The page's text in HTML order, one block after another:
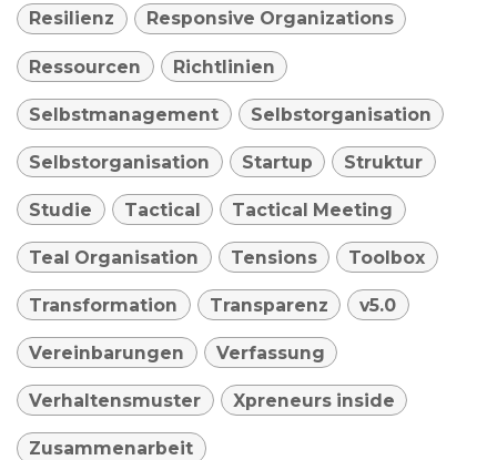
Resilienz Responsive Organizations
Ressourcen Richtlinien
Selbstmanagement Selbstorganisation
Selbstorganisation Startup Struktur
Studie Tactical Tactical Meeting
Teal Organisation Tensions Toolbox
Transformation Transparenz v5.0
Vereinbarungen Verfassung
Verhaltensmuster Xpreneurs inside
Zusammenarbeit